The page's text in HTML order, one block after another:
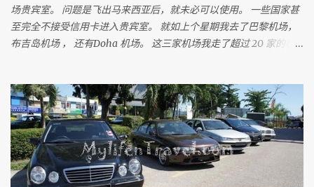
场贵宾室。 问题是飞出马来西亚后，就未必可以使用。 一些国家甚
至完全不接受信用卡进入贵宾室。 就如上个星期我去了巴黎机场，
布吉岛机场 ， 还有Doha 机场。 这三家机场我走了超过 20 家的机
出到国外， 可以进入机场贵宾室最长见的有几种方法。 就是你要有
至少这三张卡的其中一张。 Lounge Key ，Dragon Pass 或 Priority
Pass 。 是全球机场最常见也是被的机场贵宾卡。。 我相信不少人会
问， 到底那一张是最好。 这三张卡我都有，对我来说没有所谓最好
的。 就比如我到了 Doha ， Priority Pass 只有三家贵宾室选择。 而
Dragon Pass 是最多， 有 7 家选择，甚至包括免费按摩。 那是不是